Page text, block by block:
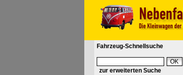
Fahrzeug-Schnellsuche
zur erweiterten Suche